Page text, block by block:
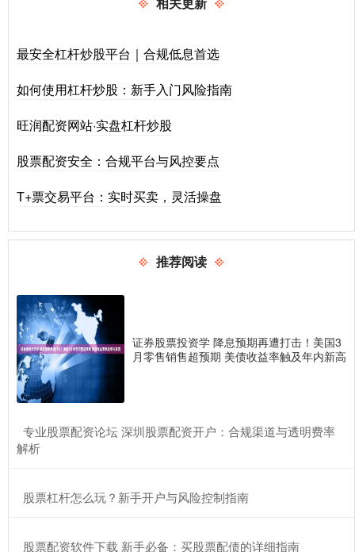
最安全杠杆炒股平台｜合规低息首选
如何使用杠杆炒股：新手入门风险指南
旺润配资网站·实盘杠杆炒股
股票配资安全：合规平台与风控要点
T+票交易平台：实时买卖，灵活操盘
推荐阅读
证券股票投资学 降息预期再遭打击！美国3
月零售销售超预期 美债收益率触及年内新高
​专业股票配资论坛 深圳股票配资开户：合规渠道与透明费率
解析
​股票杠杆怎么玩？新手开户与风险控制指南
​股票配资软件下载 新手必备：买股票配债的详细指南